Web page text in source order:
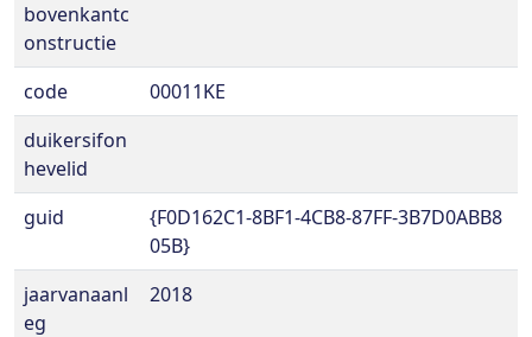
bovenkantc
onstructie
code
00011KE
duikersifon
hevelid
guid
{F0D162C1-8BF1-4CB8-87FF-3B7D0ABB8
05B}
jaarvanaanl
eg
2018